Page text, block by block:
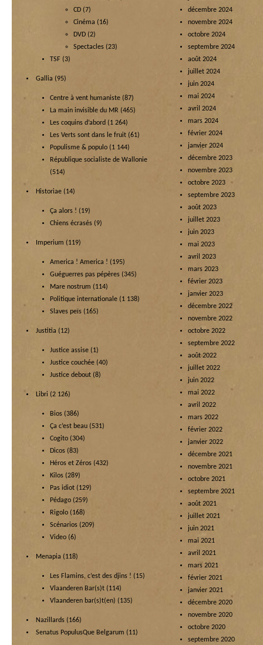
CD (7)
Cinéma (16)
DVD (2)
Spectacles (23)
TSF (3)
Gallia (95)
Centre à vent humaniste (87)
La main invisible du MR (465)
Les coquins d’abord (1 264)
Les Verts sont dans le fruit (61)
Populisme & populo (1 144)
République socialiste de Wallonie
(514)
Historiae (14)
Ça alors ! (19)
Chiens écrasés (9)
Imperium (119)
America ! America ! (195)
Guéguerres pas pépères (345)
Mare nostrum (114)
Politique internationale (1 138)
Slaves peïs (165)
Justitia (12)
Justice assise (1)
Justice couchée (40)
Justice debout (8)
Libri (2 126)
Bios (386)
Ça c’est beau (531)
Cogito (304)
Dicos (83)
Héros et Zéros (432)
Kilos (289)
Pas idiot (129)
Pédago (259)
Rigolo (168)
Scénarios (209)
Video (6)
Menapia (118)
Les Flamins, c’est des djins ! (15)
Vlaanderen Bar(s)t (114)
Vlaanderen bar(s)t(en) (135)
Nazillards (166)
Senatus PopulusQue Belgarum (11)
décembre 2024
novembre 2024
octobre 2024
septembre 2024
août 2024
juillet 2024
juin 2024
mai 2024
avril 2024
mars 2024
février 2024
janvier 2024
décembre 2023
novembre 2023
octobre 2023
septembre 2023
août 2023
juillet 2023
juin 2023
mai 2023
avril 2023
mars 2023
février 2023
janvier 2023
décembre 2022
novembre 2022
octobre 2022
septembre 2022
août 2022
juillet 2022
juin 2022
mai 2022
avril 2022
mars 2022
février 2022
janvier 2022
décembre 2021
novembre 2021
octobre 2021
septembre 2021
août 2021
juillet 2021
juin 2021
mai 2021
avril 2021
mars 2021
février 2021
janvier 2021
décembre 2020
novembre 2020
octobre 2020
septembre 2020